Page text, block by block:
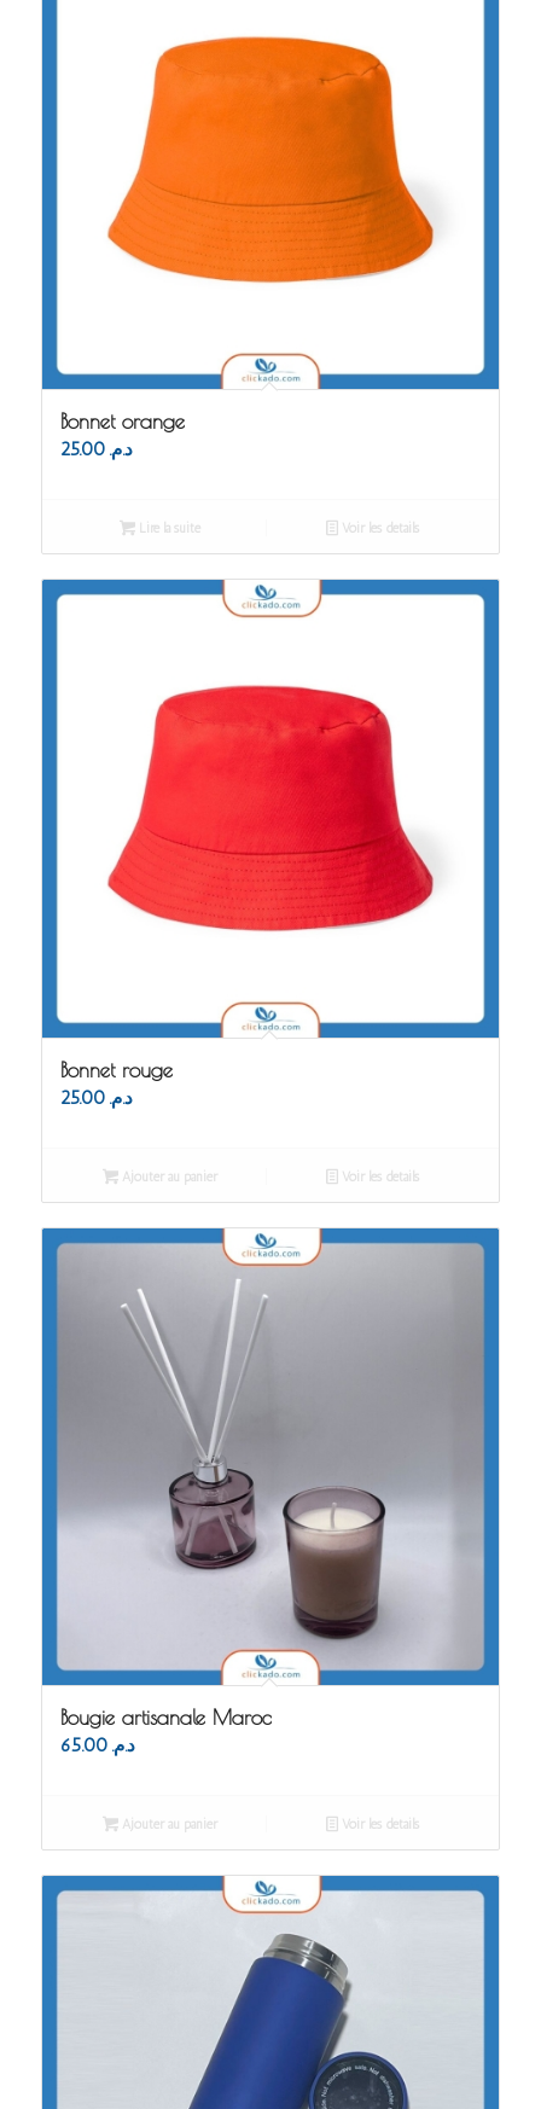
Bonnet orange
د.م. 25.00
Lire la suite Voir les détails
Bonnet rouge
د.م. 25.00
Ajouter au panier Voir les détails
Bougie artisanale Maroc
د.م. 65.00
Ajouter au panier Voir les détails